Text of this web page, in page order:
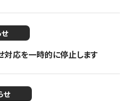
応を一時的に停止します
せ